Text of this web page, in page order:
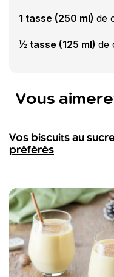
1 tasse (250 ml) de
½ tasse (125 ml) de
Vous
Vos biscuits au
préférés